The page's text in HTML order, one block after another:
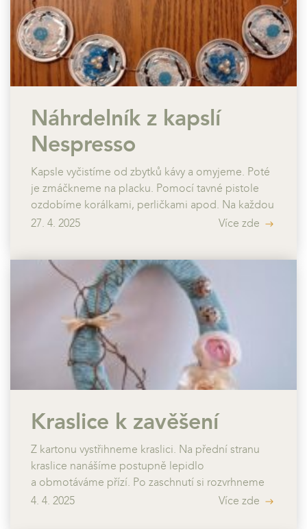
Náhrdelník z kapslí
Nespresso
Kapsle vyčistíme od zbytků kávy a omyjeme. Poté
je zmáčkneme na placku. Pomocí tavné pistole
ozdobíme korálkami, perličkami apod. Na každou
kapslí uděláme dvě dírky proti sobě. Pomocí
řetízek.
27. 4. 2025 Více zde
Kraslice k zavěšení
Z kartonu vystřihneme kraslici. Na přední stranu
kraslice nanášíme postupně lepidlo
a obmotáváme přízí. Po zaschnutí si rozvrhneme
umístění dekorací, které pak připevníme tavnou
4. 4. 2025 Více zde